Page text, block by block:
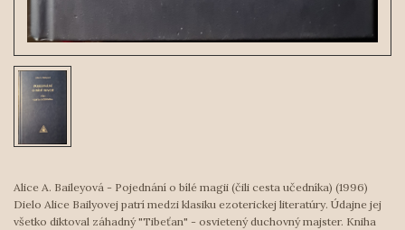
Alice A. Baileyová - Pojednání o bílé magii (čili cesta učedníka) (1996)
Dielo Alice Bailyovej patrí medzi klasiku ezoterickej literatúry. Údajne jej
všetko diktoval záhadný "Tibeťan" - osvietený duchovný majster. Kniha